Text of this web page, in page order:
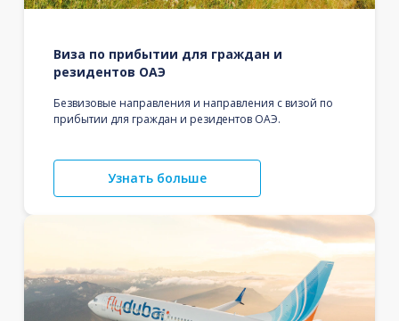
Виза по прибытии для граждан и
резидентов ОАЭ
Безвизовые направления и направления с визой по
прибытии для граждан и резидентов ОАЭ.
Узнать больше